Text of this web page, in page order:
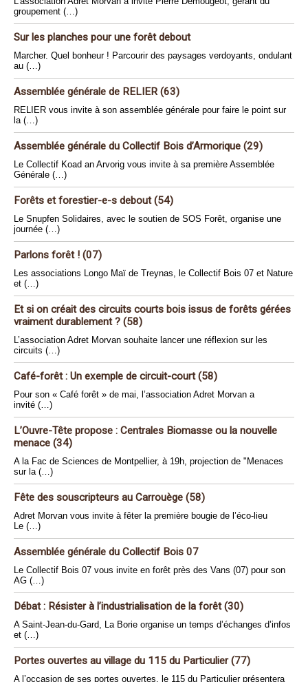
groupement (…)
Sur les planches pour une forêt debout
Marcher. Quel bonheur ! Parcourir des paysages verdoyants, ondulant
au (…)
Assemblée générale de RELIER (63)
RELIER vous invite à son assemblée générale pour faire le point sur
la (…)
Assemblée générale du Collectif Bois d’Armorique (29)
Le Collectif Koad an Arvorig vous invite à sa première Assemblée
Générale (…)
Forêts et forestier-e-s debout (54)
Le Snupfen Solidaires, avec le soutien de SOS Forêt, organise une
journée (…)
Parlons forêt ! (07)
Les associations Longo Maï de Treynas, le Collectif Bois 07 et Nature
et (…)
Et si on créait des circuits courts bois issus de forêts gérées
vraiment durablement ? (58)
L’association Adret Morvan souhaite lancer une réflexion sur les
circuits (…)
Café-forêt : Un exemple de circuit-court (58)
Pour son « Café forêt » de mai, l’association Adret Morvan a
invité (…)
L’Ouvre-Tête propose : Centrales Biomasse ou la nouvelle
menace (34)
A la Fac de Sciences de Montpellier, à 19h, projection de "Menaces
sur la (…)
Fête des souscripteurs au Carrouège (58)
Adret Morvan vous invite à fêter la première bougie de l’éco-lieu
Le (…)
Assemblée générale du Collectif Bois 07
Le Collectif Bois 07 vous invite en forêt près des Vans (07) pour son
AG (…)
Débat : Résister à l’industrialisation de la forêt (30)
A Saint-Jean-du-Gard, La Borie organise un temps d’échanges d’infos
et (…)
Portes ouvertes au village du 115 du Particulier (77)
A l’occasion de ses portes ouvertes, le 115 du Particulier présentera